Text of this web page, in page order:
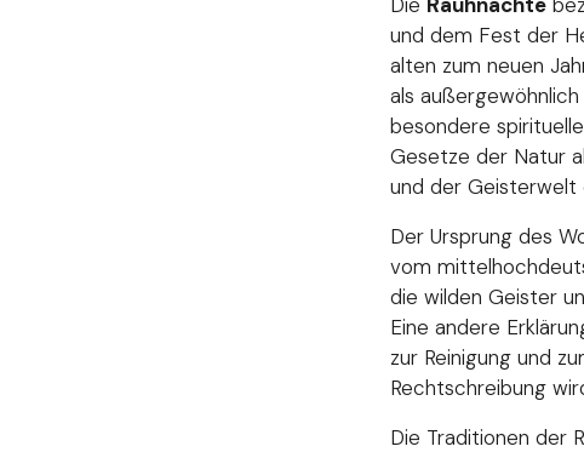
und dem Fest der
alten zum neuen
als
besondere
Gesetze der Natur
und der Geisterwelt
Der Ursprung des
vom
die wilden Geister
Eine andere
zur Reinigung und
Rechtschreibung
Die Traditionen der